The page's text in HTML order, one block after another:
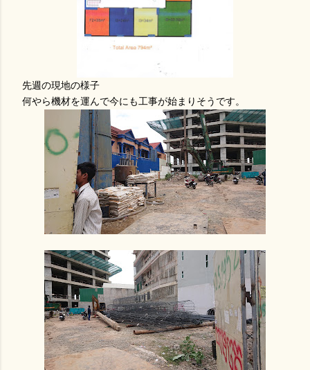
先週の現地の様子
何やら機材を運んで今にも工事が始まりそうです。